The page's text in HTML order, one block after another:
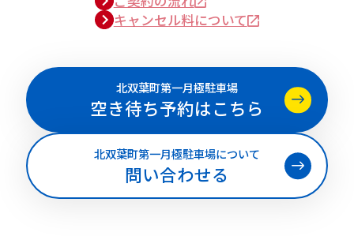
キャンセル料について
北双葉町第一月極駐車場
空き待ち予約はこちら
北双葉町第一月極駐車場について
問い合わせる